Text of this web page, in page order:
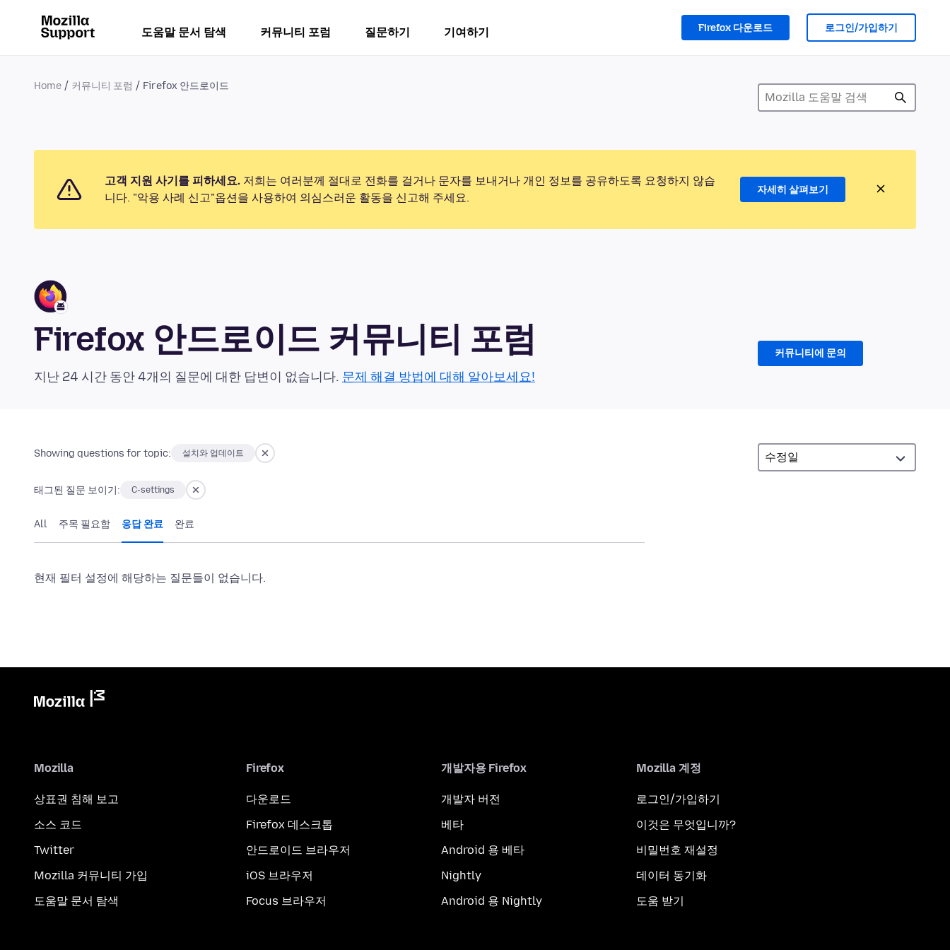
도움말 문서 탐색 커뮤니티 포럼 질문하기 기여하기 Firefox 다운로드 로그인/가입하기
Home 커뮤니티 포럼 Firefox 안드로이드
고객 지원 사기를 피하세요. 저희는 여러분께 절대로 전화를 걸거나 문자를 보내거나 개인 정보를 공유하도록 요청하지 않습
니다. "악용 사례 신고"옵션을 사용하여 의심스러운 활동을 신고해 주세요.
자세히 살펴보기
Firefox 안드로이드 커뮤니티 포럼
지난 24 시간 동안 4개의 질문에 대한 답변이 없습니다. 문제 해결 방법에 대해 알아보세요!
커뮤니티에 문의
Showing questions for topic: 설치와 업데이트
태그된 질문 보이기: C-settings
All 주목 필요함 응답 완료 완료
현재 필터 설정에 해당하는 질문들이 없습니다.
Mozilla
상표권 침해 보고
소스 코드
Twitter
Mozilla 커뮤니티 가입
도움말 문서 탐색
Firefox
다운로드
Firefox 데스크톱
안드로이드 브라우저
iOS 브라우저
Focus 브라우저
개발자용 Firefox
개발자 버전
베타
Android 용 베타
Nightly
Android 용 Nightly
Mozilla 계정
로그인/가입하기
이것은 무엇입니까?
비밀번호 재설정
데이터 동기화
도움 받기